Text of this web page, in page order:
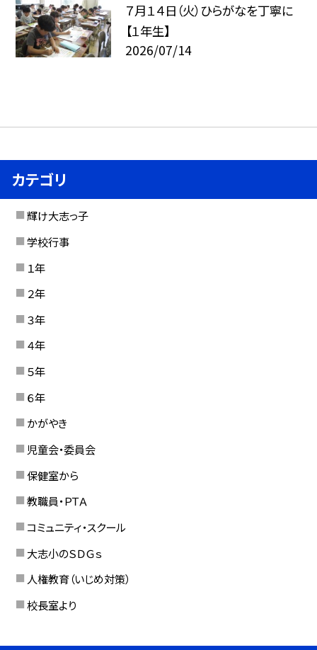
７月１４日（火）ひらがなを丁寧に
【１年生】
2026/07/14
カテゴリ
輝け大志っ子
学校行事
１年
２年
３年
４年
５年
６年
かがやき
児童会・委員会
保健室から
教職員・ＰＴＡ
コミュニティ・スクール
大志小のＳＤＧｓ
人権教育（いじめ対策）
校長室より